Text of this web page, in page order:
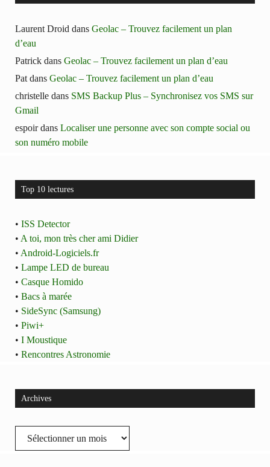
Laurent Droid dans Geolac – Trouvez facilement un plan
d’eau
Patrick dans Geolac – Trouvez facilement un plan d’eau
Pat dans Geolac – Trouvez facilement un plan d’eau
christelle dans SMS Backup Plus – Synchronisez vos SMS sur
Gmail
espoirdans Localiser une personne avec son compte social ou
son numéro mobile
Top 10 lectures
• ISS Detector
• A toi, mon très cher ami Didier
• Android-Logiciels.fr
• Lampe LED de bureau
• Casque Homido
• Bacs à marée
• SideSync (Samsung)
• Piwi+
• I Moustique
• Rencontres Astronomie
Archives
Archives